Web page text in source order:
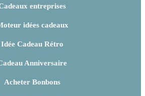
entreprises
idées cadeaux
Idée Cadeau Rétro
Anniversaire
Acheter Bonbons